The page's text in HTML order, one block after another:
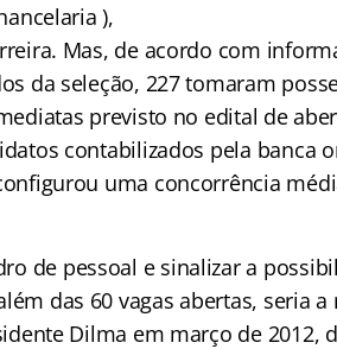
),
Mas, de acordo com
da seleção, 227 tomaram
previsto no edital de
contabilizados pela banca
uma concorrência
de pessoal e sinalizar a
das 60 vagas abertas, seria a
Dilma em março de 2012,